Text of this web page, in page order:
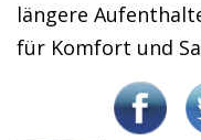
längere
für Komfort und